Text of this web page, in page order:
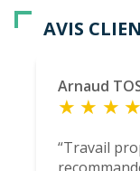
AVIS
Arnaud
Travail